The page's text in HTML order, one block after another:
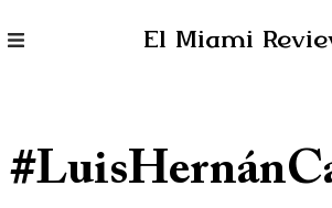
El Miami